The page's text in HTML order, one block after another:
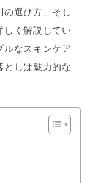
の選び方、そし
しく解説してい
ルなスキンケア
としは魅力的な